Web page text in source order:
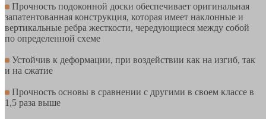
Прочность подоконной доски обеспечивает оригинальная
запатентованная конструкция, которая имеет наклонные и
вертикальные ребра жесткости, чередующиеся между собой
по определенной схеме
Устойчив к деформации, при воздействии как на изгиб, так
и на сжатие
Прочность основы в сравнении с другими в своем классе в
1,5 раза выше